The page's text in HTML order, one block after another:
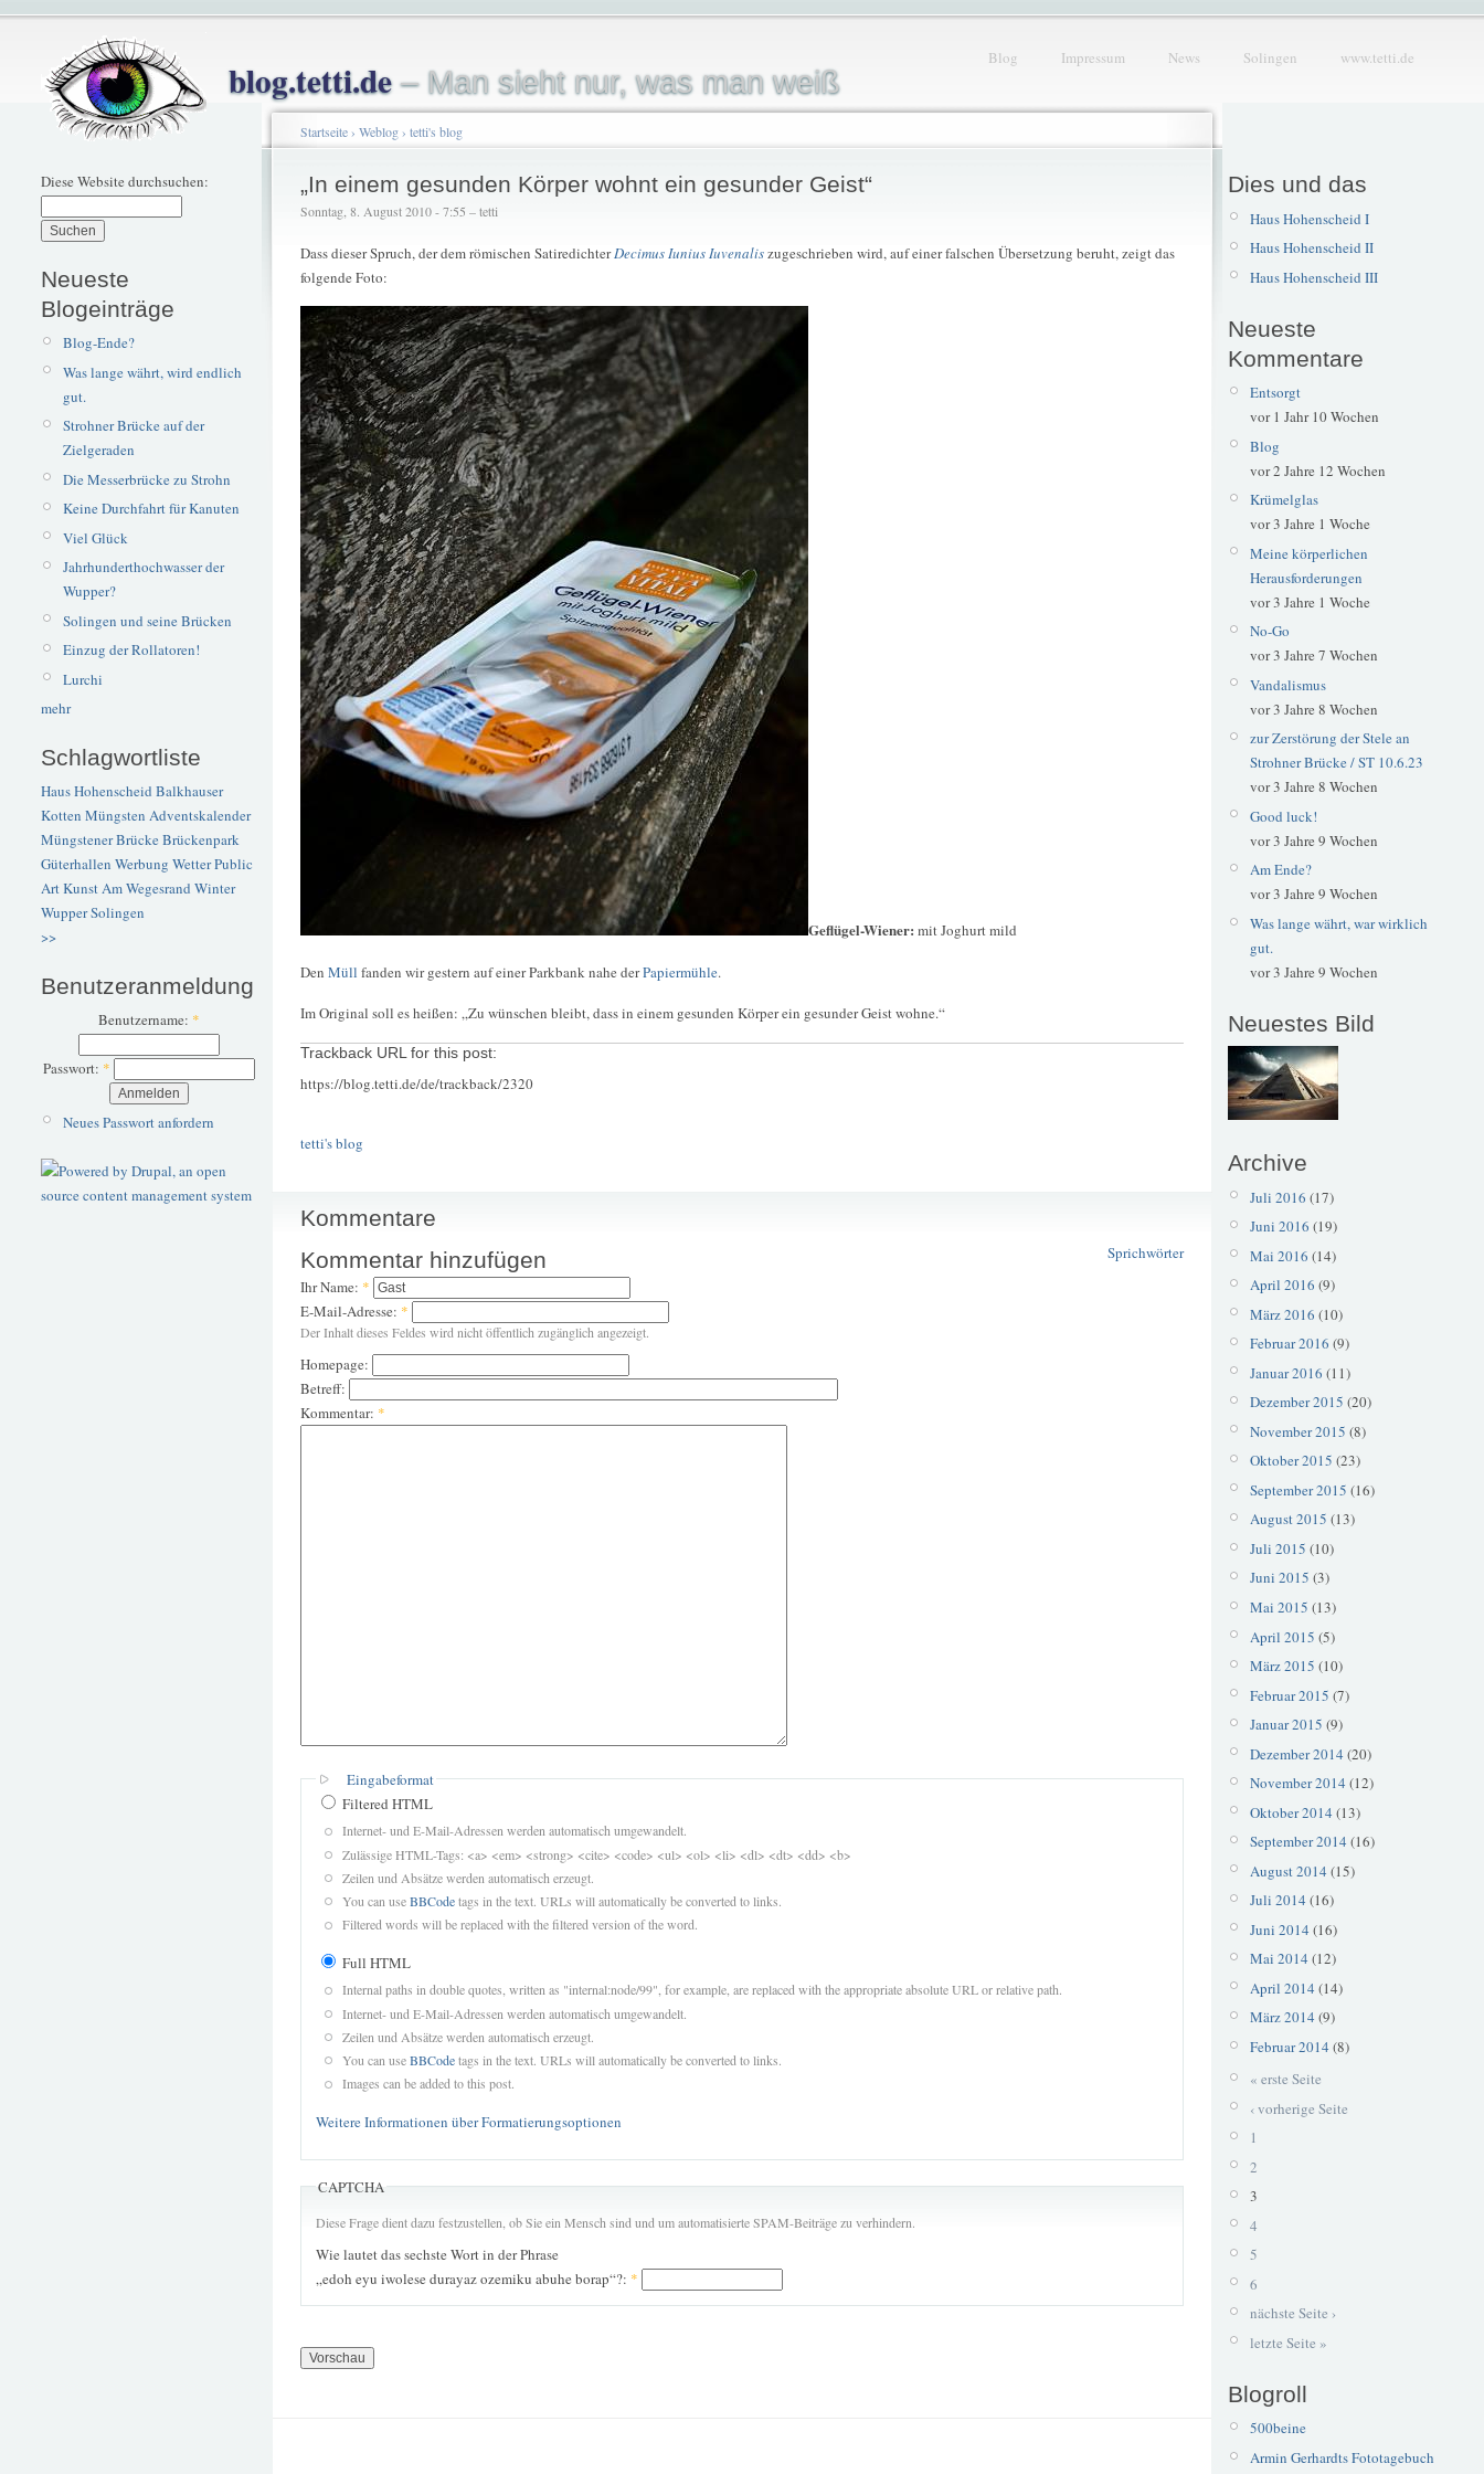
blog.tetti.de– Man sieht nur, was man weiß
Blog Impressum News Solingen www.tetti.de
Diese Website durchsuchen:
Neueste
Blogeinträge
Blog-Ende?
Was lange währt, wird endlich
gut.
Strohner Brücke auf der
Zielgeraden
Die Messerbrücke zu Strohn
Keine Durchfahrt für Kanuten
Viel Glück
Jahrhunderthochwasser der
Wupper?
Solingen und seine Brücken
Einzug der Rollatoren!
Lurchi
mehr
Schlagwortliste
Haus Hohenscheid Balkhauser
Kotten Müngsten Adventskalender
Müngstener BrückeBrückenpark
Güterhallen Werbung WetterPublic
ArtKunstAm Wegesrand Winter
WupperSolingen
>>
Benutzeranmeldung
Benutzername: *
Passwort: *
Neues Passwort anfordern
Startseite› Weblog› tetti's blog
„In einem gesunden Körper wohnt ein gesunder Geist“
Sonntag, 8. August 2010 - 7:55 – tetti
Dass dieser Spruch, der dem römischen SatiredichterDecimus Iunius Iuvenaliszugeschrieben wird, auf einer falschen Übersetzung beruht, zeigt das
folgende Foto:
Geflügel-Wiener: mit Joghurt mild
Den Müll fanden wir gestern auf einer Parkbank nahe derPapiermühle.
Im Original soll es heißen: „Zu wünschen bleibt, dass in einem gesunden Körper ein gesunder Geist wohne.“
Trackback URL for this post:
https://blog.tetti.de/de/trackback/2320
tetti's blog
Sprichwörter
Kommentare
Kommentar hinzufügen
Ihr Name: *
E-Mail-Adresse: *
Der Inhalt dieses Feldes wird nicht öffentlich zugänglich angezeigt.
Homepage:
Betreff:
Kommentar: *
Eingabeformat
Filtered HTML
Internet- und E-Mail-Adressen werden automatisch umgewandelt.
Zulässige HTML-Tags: <a> <em> <strong> <cite> <code> <ul> <ol> <li> <dl> <dt> <dd> <b>
Zeilen und Absätze werden automatisch erzeugt.
You can useBBCodetags in the text. URLs will automatically be converted to links.
Filtered words will be replaced with the filtered version of the word.
Full HTML
Internal paths in double quotes, written as "internal:node/99", for example, are replaced with the appropriate absolute URL or relative path.
Internet- und E-Mail-Adressen werden automatisch umgewandelt.
Zeilen und Absätze werden automatisch erzeugt.
You can useBBCodetags in the text. URLs will automatically be converted to links.
Images can be added to this post.
Weitere Informationen über Formatierungsoptionen
CAPTCHA
Diese Frage dient dazu festzustellen, ob Sie ein Mensch sind und um automatisierte SPAM-Beiträge zu verhindern.
Wie lautet das sechste Wort in der Phrase
„edoh eyu iwolese durayaz ozemiku abuhe borap“?: *
Dies und das
Haus Hohenscheid I
Haus Hohenscheid II
Haus Hohenscheid III
Neueste
Kommentare
Entsorgt
vor 1 Jahr 10 Wochen
Blog
vor 2 Jahre 12 Wochen
Krümelglas
vor 3 Jahre 1 Woche
Meine körperlichen
Herausforderungen
vor 3 Jahre 1 Woche
No-Go
vor 3 Jahre 7 Wochen
Vandalismus
vor 3 Jahre 8 Wochen
zur Zerstörung der Stele an
Strohner Brücke / ST 10.6.23
vor 3 Jahre 8 Wochen
Good luck!
vor 3 Jahre 9 Wochen
Am Ende?
vor 3 Jahre 9 Wochen
Was lange währt, war wirklich
gut.
vor 3 Jahre 9 Wochen
Neuestes Bild
Archive
Juli 2016 (17)
Juni 2016 (19)
Mai 2016 (14)
April 2016 (9)
März 2016 (10)
Februar 2016 (9)
Januar 2016 (11)
Dezember 2015 (20)
November 2015 (8)
Oktober 2015 (23)
September 2015 (16)
August 2015 (13)
Juli 2015 (10)
Juni 2015 (3)
Mai 2015 (13)
April 2015 (5)
März 2015 (10)
Februar 2015 (7)
Januar 2015 (9)
Dezember 2014 (20)
November 2014 (12)
Oktober 2014 (13)
September 2014 (16)
August 2014 (15)
Juli 2014 (16)
Juni 2014 (16)
Mai 2014 (12)
April 2014 (14)
März 2014 (9)
Februar 2014 (8)
« erste Seite
‹ vorherige Seite
1
2
3
4
5
6
nächste Seite ›
letzte Seite »
Blogroll
500beine
Armin Gerhardts Fototagebuch